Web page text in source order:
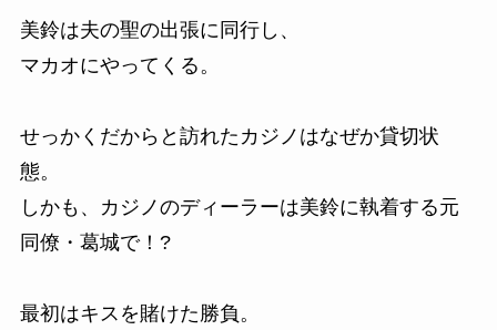
美鈴は夫の聖の出張に同行し、
マカオにやってくる。
せっかくだからと訪れたカジノはなぜか貸切状
態。
しかも、カジノのディーラーは美鈴に執着する元
同僚・葛城で！?
最初はキスを賭けた勝負。